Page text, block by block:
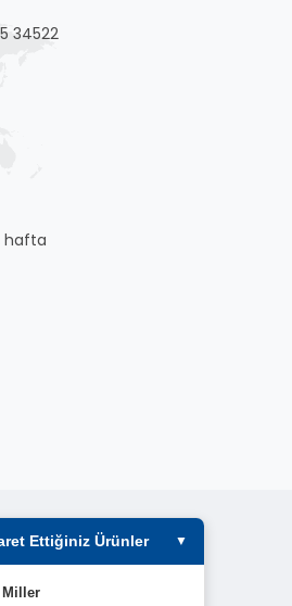
34522
hafta
ve Ticaret A.Ş.
Ettiğiniz Ürünler ▼
Miller